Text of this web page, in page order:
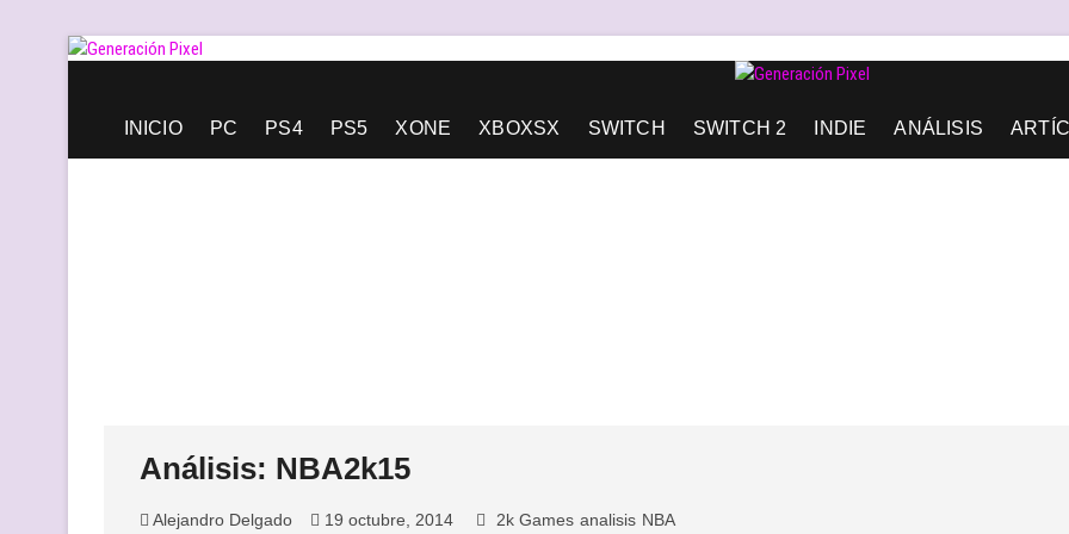
Saltar
Generación Pixel
INICIO PC PS4 PS5 XONE XBOXSX SWITCH SWITCH 2 INDIE ANÁLISIS
Análisis: NBA2k15
Alejandro Delgado 19 octubre, 2014 2k Games analisis NBA